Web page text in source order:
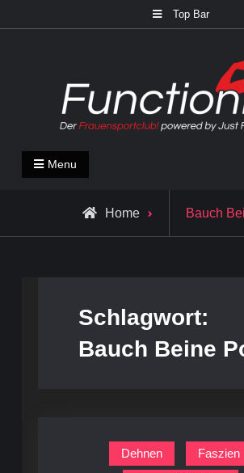
to
Top Bar
FunctionFit Blog
Fitness und Lifestyle Blog
Menu
Home
Posts
tagged
Bauch
Schlagwort:
Bauch Beine
Dehnen Faszien